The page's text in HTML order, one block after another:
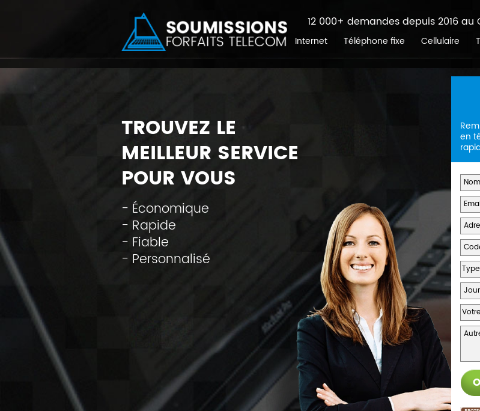
12 000+ demandes depuis 2016 au
Internet Téléphone fixe Cellulaire
TROUVEZ LE
MEILLEUR SERVICE
POUR VOUS
- Économique
- Rapide
- Fiable
- Personnalisé
en